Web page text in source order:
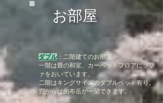
​お部屋
ダブル ：二階建てのお部屋。
一階は畳の和室、カーペットフロアにソフ
ァをおいています。
二階はキングサイズのダブルベット有り。
窓からは由布岳が一望できます。